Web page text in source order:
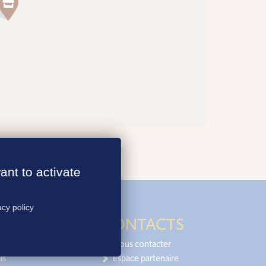
CONTACTS
Nous contacter
Espace partenaire
to activate
policy